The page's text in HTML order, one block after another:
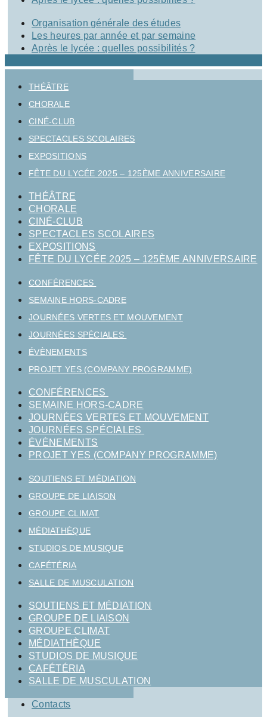
Organisation générale des études
Les heures par année et par semaine
Après le lycée : quelles possibilités ?
THÉÂTRE
CHORALE
CINÉ-CLUB
SPECTACLES SCOLAIRES
EXPOSITIONS
FÊTE DU LYCÉE 2025 – 125ÈME ANNIVERSAIRE
THÉÂTRE
CHORALE
CINÉ-CLUB
SPECTACLES SCOLAIRES
EXPOSITIONS
FÊTE DU LYCÉE 2025 – 125ÈME ANNIVERSAIRE
CONFÉRENCES
SEMAINE HORS-CADRE
JOURNÉES VERTES ET MOUVEMENT
JOURNÉES SPÉCIALES
ÉVÈNEMENTS
PROJET YES (COMPANY PROGRAMME)
CONFÉRENCES
SEMAINE HORS-CADRE
JOURNÉES VERTES ET MOUVEMENT
JOURNÉES SPÉCIALES
ÉVÈNEMENTS
PROJET YES (COMPANY PROGRAMME)
SOUTIENS ET MÉDIATION
GROUPE DE LIAISON
GROUPE CLIMAT
MÉDIATHÈQUE
STUDIOS DE MUSIQUE
CAFÉTÉRIA
SALLE DE MUSCULATION
SOUTIENS ET MÉDIATION
GROUPE DE LIAISON
GROUPE CLIMAT
MÉDIATHÈQUE
STUDIOS DE MUSIQUE
CAFÉTÉRIA
SALLE DE MUSCULATION
Contacts